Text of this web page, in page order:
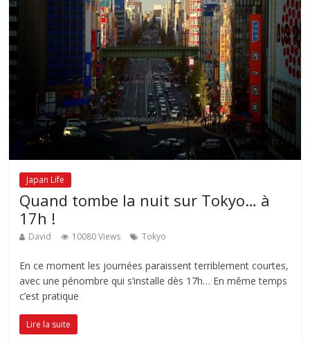
Japan Life
Quand tombe la nuit sur Tokyo… à
17h !
David 10080 Views Tokyo
En ce moment les journées paraissent terriblement courtes,
avec une pénombre qui s’installe dès 17h… En même temps
c’est pratique
Lire la suite